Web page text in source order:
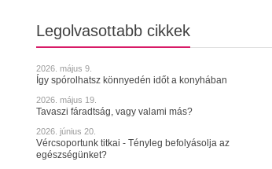
Legolvasottabb cikkek
2026. május 9.
Így spórolhatsz könnyedén időt a konyhában
2026. május 19.
Tavaszi fáradtság, vagy valami más?
2026. június 20.
Vércsoportunk titkai - Tényleg befolyásolja az
egészségünket?